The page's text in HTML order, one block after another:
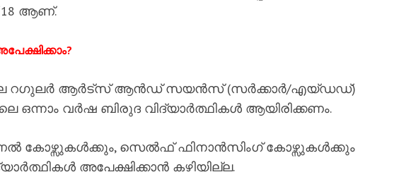
18 ആണ്.
റഗുലർ ആർട്സ് ആൻഡ് സയൻസ് (സർക്കാർ/എയ്ഡഡ്)
ഒന്നാം വർഷ ബിരുദ വിദ്യാർത്ഥികള്‍ ആയിരിക്കണം.
കോഴ്സുകള്‍ക്കും, സെല്‍ഫ് ഫിനാൻസിംഗ് കോഴ്സുകള്‍ക്കും
അപേക്ഷിക്കാൻ കഴിയില്ല.